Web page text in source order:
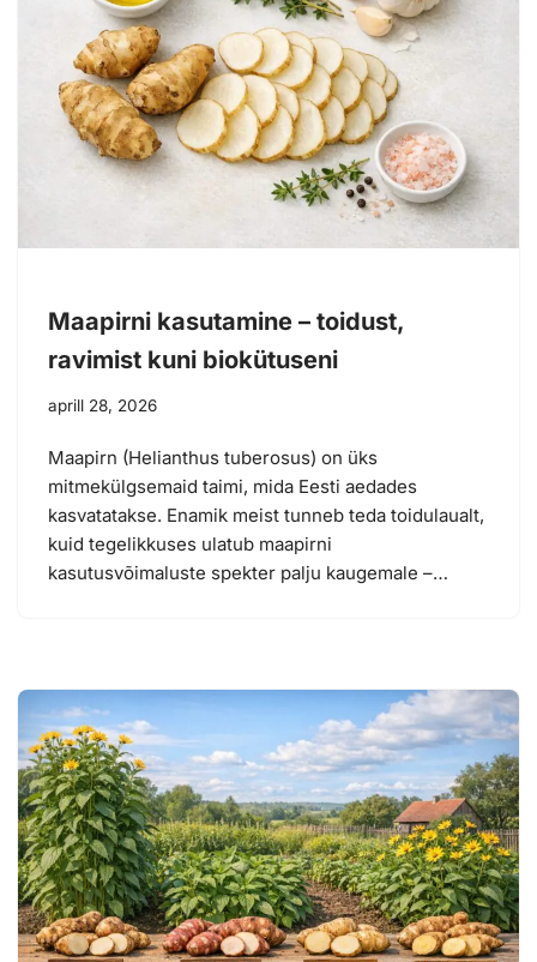
Maapirni kasutamine – toidust,
ravimist kuni biokütuseni
aprill 28, 2026
Maapirn (Helianthus tuberosus) on üks
mitmekülgsemaid taimi, mida Eesti aedades
kasvatatakse. Enamik meist tunneb teda toidulaualt,
kuid tegelikkuses ulatub maapirni
kasutusvõimaluste spekter palju kaugemale –…